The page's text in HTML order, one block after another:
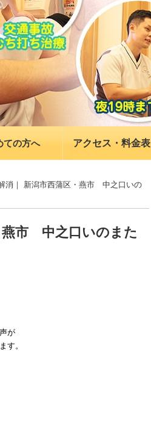
ての方へ アクセス・料金表
消｜ 新潟市西蒲区・燕市 中之口いの
燕市 中之口いのまた
が
す。